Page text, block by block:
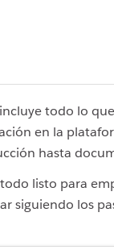
todo lo
en la
hasta
listo para
siguiendo los